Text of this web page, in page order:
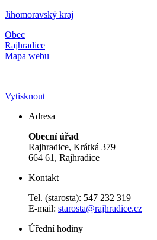
Jihomoravský kraj
Obec
Rajhradice
Mapa webu
Vytisknout
Adresa
Obecní úřad
Rajhradice, Krátká 379
664 61, Rajhradice
Kontakt
Tel. (starosta): 547 232 319
E-mail: starosta@rajhradice.cz
Úřední hodiny